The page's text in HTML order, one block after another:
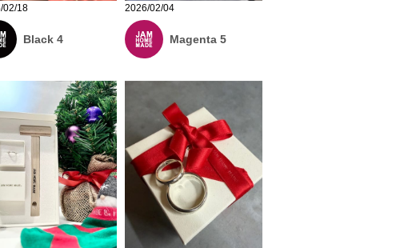
02/18
Black 4
2026/02/04
Magenta 5